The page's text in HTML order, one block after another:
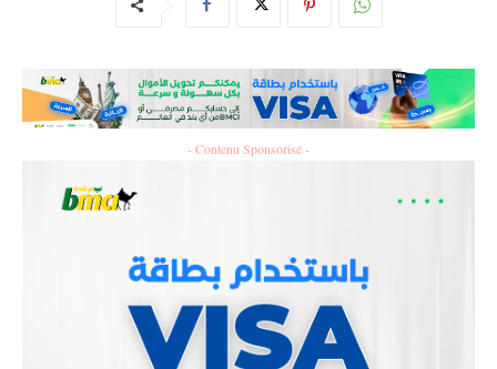
- Contenu Sponsorisé -